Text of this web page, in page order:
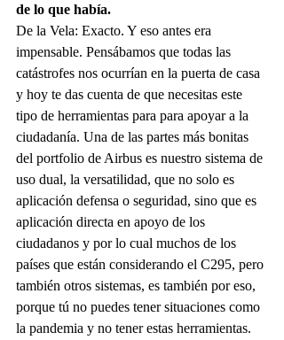
de lo que había.
De la Vela: Exacto. Y eso antes era
impensable. Pensábamos que todas las
catástrofes nos ocurrían en la puerta de casa
y hoy te das cuenta de que necesitas este
tipo de herramientas para para apoyar a la
ciudadanía. Una de las partes más bonitas
del portfolio de Airbus es nuestro sistema de
uso dual, la versatilidad, que no solo es
aplicación defensa o seguridad, sino que es
aplicación directa en apoyo de los
ciudadanos y por lo cual muchos de los
países que están considerando el C295, pero
también otros sistemas, es también por eso,
porque tú no puedes tener situaciones como
la pandemia y no tener estas herramientas.